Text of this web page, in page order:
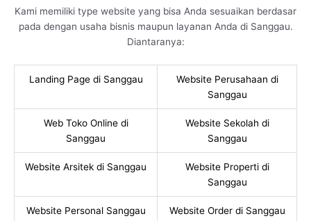
Kami memiliki type website yang bisa Anda sesuaikan berdasar
pada dengan usaha bisnis maupun layanan Anda di Sanggau.
Diantaranya:
Landing Page di Sanggau
Website Perusahaan di
Sanggau
Web Toko Online di
Sanggau
Website Sekolah di
Sanggau
Website Arsitek di Sanggau
Website Properti di
Sanggau
Website Personal Sanggau Website Order di Sanggau